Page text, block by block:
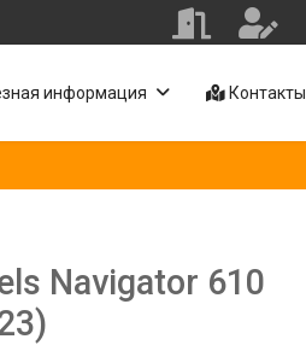
информация Контакты
Navigator 610